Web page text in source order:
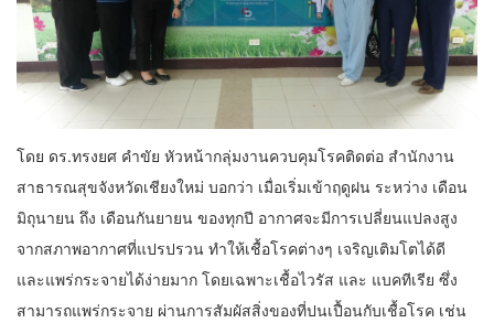
โดย ดร.ทรงยศ คำขัย หัวหน้ากลุ่มงานควบคุมโรคติดต่อ สำนักงาน
สาธารณสุขจังหวัดเชียงใหม่ บอกว่า เมื่อเริ่มเข้าฤดูฝน ระหว่าง เดือน
มิถุนายน ถึง เดือนกันยายน ของทุกปี อากาศจะมีการเปลี่ยนแปลงสูง
จากสภาพอากาศที่แปรปรวน ทำให้เชื้อโรคต่างๆ เจริญเติมโตได้ดี
และแพร่กระจายได้ง่ายมาก โดยเฉพาะเชื้อไวรัส และ แบคทีเรีย ซึ่ง
สามารถแพร่กระจาย ผ่านการสัมผัสสิ่งของที่ปนเปื้อนกับเชื้อโรค เช่น